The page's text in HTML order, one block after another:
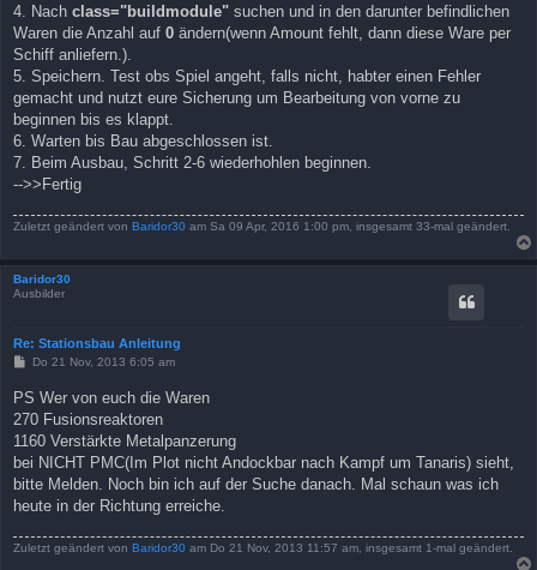
4. Nach class="buildmodule" suchen und in den darunter befindlichen
Waren die Anzahl auf 0 ändern(wenn Amount fehlt, dann diese Ware per
Schiff anliefern.).
5. Speichern. Test obs Spiel angeht, falls nicht, habter einen Fehler
gemacht und nutzt eure Sicherung um Bearbeitung von vorne zu
beginnen bis es klappt.
6. Warten bis Bau abgeschlossen ist.
7. Beim Ausbau, Schritt 2-6 wiederhohlen beginnen.
-->>Fertig
Zuletzt geändert von Baridor30 am Sa 09 Apr, 2016 1:00 pm, insgesamt 33-mal geändert.
Baridor30
Ausbilder
Re: Stationsbau Anleitung
B
i
t
r
a
g
Do 21 Nov, 2013 6:05 am
PS Wer von euch die Waren
270 Fusionsreaktoren
1160 Verstärkte Metalpanzerung
bei NICHT PMC(Im Plot nicht Andockbar nach Kampf um Tanaris) sieht,
bitte Melden. Noch bin ich auf der Suche danach. Mal schaun was ich
heute in der Richtung erreiche.
Zuletzt geändert von Baridor30 am Do 21 Nov, 2013 11:57 am, insgesamt 1-mal geändert.